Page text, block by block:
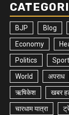
BJP Blog
Economy
Politics
World अपराध
ऋषिकेश खबर
चारधाम यात्रा